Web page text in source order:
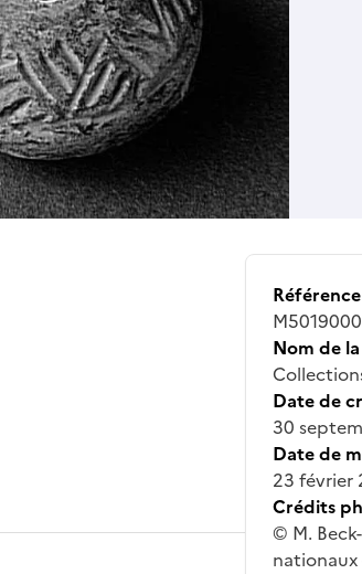
Nom de
Date de
30
Date de
23 février
Crédits
© M.